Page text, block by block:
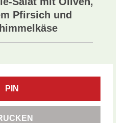
Pfirsich und
PIN